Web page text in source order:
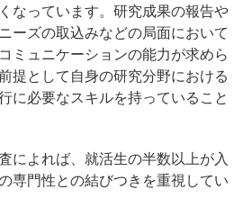
なっています。研究成果の報告や
ーズの取込みなどの局面において
ミュニケーションの能力が求めら
提として自身の研究分野における
に必要なスキルを持っていること
によれば、就活生の半数以上が入
専門性との結びつきを重視してい